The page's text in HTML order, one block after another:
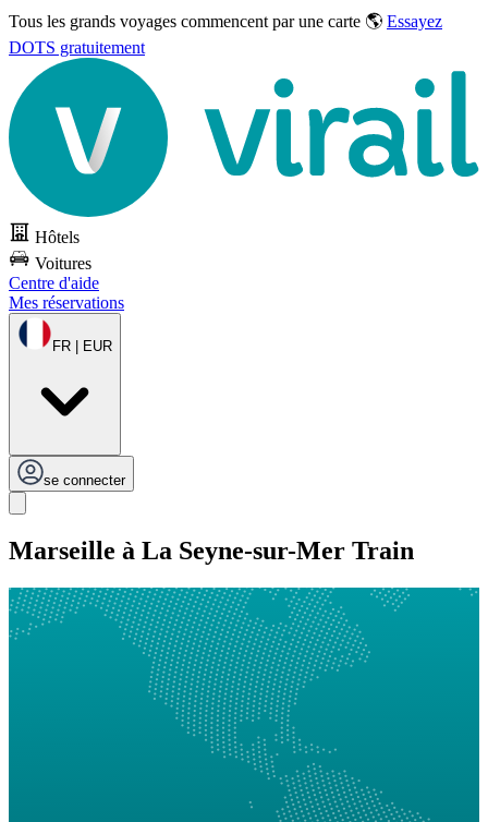
Tous les grands voyages commencent par une carte 🌎 Essayez
DOTS gratuitement
Hôtels
Voitures
Centre d'aide
Mes réservations
FR | EUR
se connecter
Marseille à La Seyne-sur-Mer Train